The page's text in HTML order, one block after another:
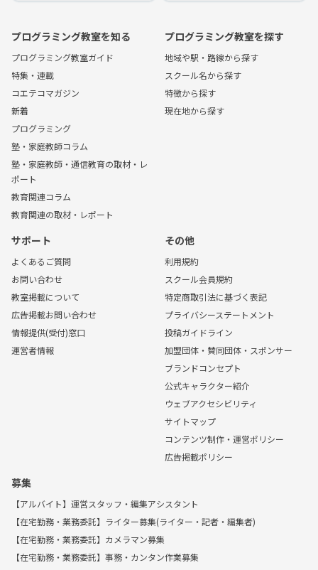
プログラミング教室を知る
プログラミング教室ガイド
特集・連載
コエテコマガジン
新着
プログラミング
塾・家庭教師コラム
塾・家庭教師・通信教育の取材・レ
ポート
教育関連コラム
教育関連の取材・レポート
プログラミング教室を探す
地域や駅・路線から探す
スクール名から探す
特徴から探す
現在地から探す
サポート
よくあるご質問
お問い合わせ
教室掲載について
広告掲載お問い合わせ
情報提供(受付)窓口
運営者情報
その他
利用規約
スクール会員規約
特定商取引法に基づく表記
プライバシーステートメント
投稿ガイドライン
加盟団体・賛同団体・スポンサー
ブランドコンセプト
公式キャラクター紹介
ウェブアクセシビリティ
サイトマップ
コンテンツ制作・運営ポリシー
広告掲載ポリシー
募集
【アルバイト】運営スタッフ・編集アシスタント
【在宅勤務・業務委託】ライター募集(ライター・記者・編集者)
【在宅勤務・業務委託】カメラマン募集
【在宅勤務・業務委託】事務・カンタン作業募集